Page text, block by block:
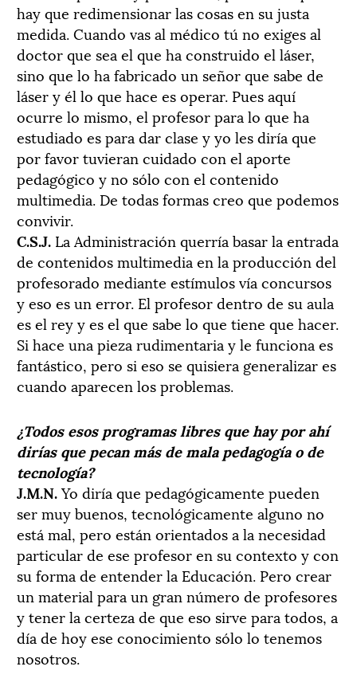
hay que redimensionar las cosas en su justa
medida. Cuando vas al médico tú no exiges al
doctor que sea el que ha construido el láser,
sino que lo ha fabricado un señor que sabe de
láser y él lo que hace es operar. Pues aquí
ocurre lo mismo, el profesor para lo que ha
estudiado es para dar clase y yo les diría que
por favor tuvieran cuidado con el aporte
pedagógico y no sólo con el contenido
multimedia. De todas formas creo que podemos
convivir.
C.S.J. La Administración querría basar la entrada
de contenidos multimedia en la producción del
profesorado mediante estímulos vía concursos
y eso es un error. El profesor dentro de su aula
es el rey y es el que sabe lo que tiene que hacer.
Si hace una pieza rudimentaria y le funciona es
fantástico, pero si eso se quisiera generalizar es
cuando aparecen los problemas.
¿Todos esos programas libres que hay por ahí
dirías que pecan más de mala pedagogía o de
tecnología?
J.M.N.Yo diría que pedagógicamente pueden
ser muy buenos, tecnológicamente alguno no
está mal, pero están orientados a la necesidad
particular de ese profesor en su contexto y con
su forma de entender la Educación. Pero crear
un material para un gran número de profesores
y tener la certeza de que eso sirve para todos, a
día de hoy ese conocimiento sólo lo tenemos
nosotros.